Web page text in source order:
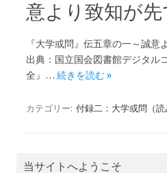
意より致知が先
『大学或問』伝五章の一～誠意
出典：国立国会図書館デジタル
全』… 続きを読む »
カテゴリー: 付録二：大学或問（読
当サイトへようこそ